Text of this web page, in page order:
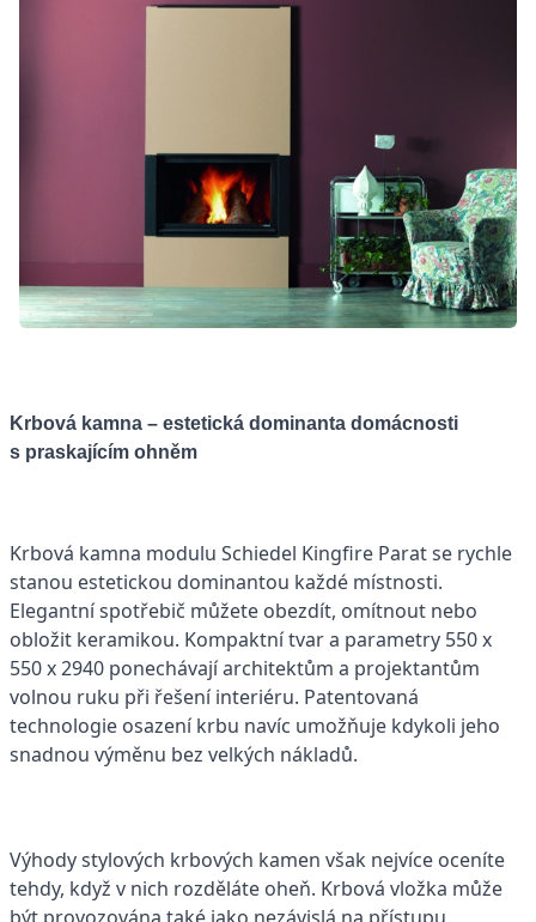
Krbová kamna – estetická dominanta domácnosti
s praskajícím ohněm
Krbová kamna modulu Schiedel Kingfire Parat se rychle
stanou estetickou dominantou každé místnosti.
Elegantní spotřebič můžete obezdít, omítnout nebo
obložit keramikou. Kompaktní tvar a parametry 550 x
550 x 2940 ponechávají architektům a projektantům
volnou ruku při řešení interiéru. Patentovaná
technologie osazení krbu navíc umožňuje kdykoli jeho
snadnou výměnu bez velkých nákladů.
Výhody stylových krbových kamen však nejvíce oceníte
tehdy, když v nich rozděláte oheň. Krbová vložka může